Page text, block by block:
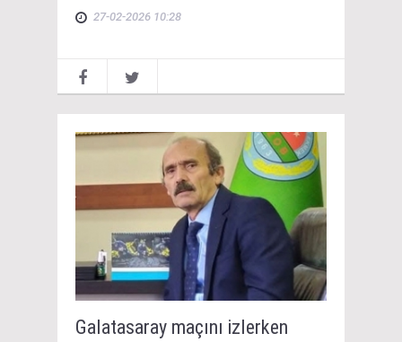
27-02-2026 10:28
Galatasaray maçını izlerken